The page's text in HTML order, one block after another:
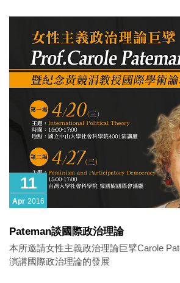
11
Apr 2016
Pateman談國際政治理論
本所邀請女性主義政治理論巨擘Carole
演講國際政治理論的發展